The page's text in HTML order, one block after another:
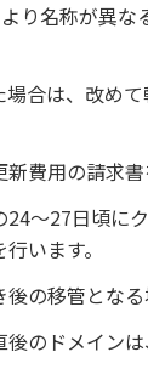
り名称が異な
合は、改めて
費用の請求書
～27日頃に
います。
の移管となる
のドメイン